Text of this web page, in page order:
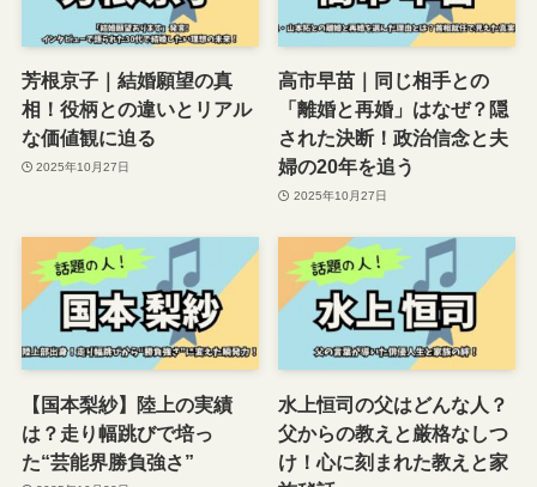
芳根京子｜結婚願望の真
相！役柄との違いとリアル
な価値観に迫る
2025年10月27日
高市早苗｜同じ相手との
「離婚と再婚」はなぜ？隠
された決断！政治信念と夫
婦の20年を追う
2025年10月27日
【国本梨紗】陸上の実績
は？走り幅跳びで培っ
た“芸能界勝負強さ”
水上恒司の父はどんな人？
父からの教えと厳格なしつ
け！心に刻まれた教えと家